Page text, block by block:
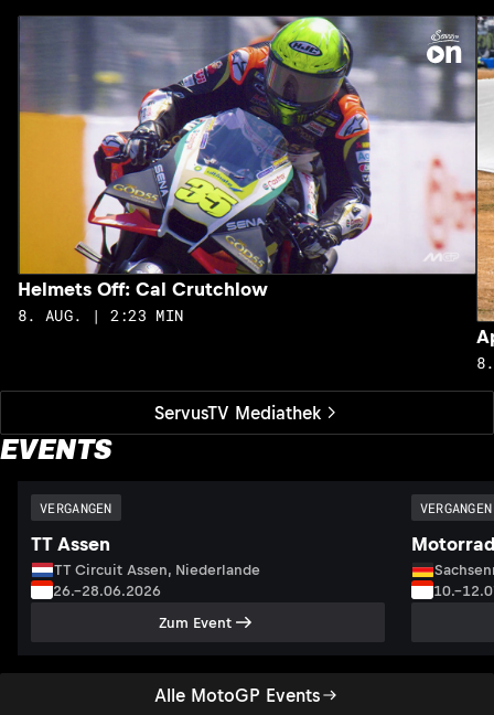
ServusTV Mediathek
Helmets Off: Cal Crutchlow
8. AUG. | 2:23 MIN
EVENTS
Alle MotoGP Events
VERGANGEN
TT Assen
TT Circuit Assen, Niederlande
26.–28.06.2026
Zum Event
VERGANGEN